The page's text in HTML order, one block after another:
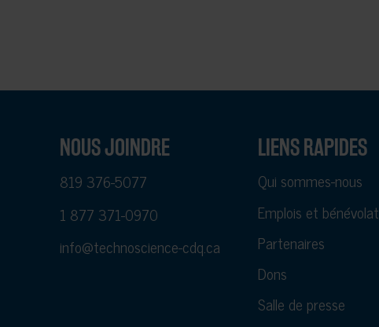
NOUS JOINDRE
819 376-5077
1 877 371-0970
info@technoscience-cdq.ca
LIENS RAPIDES
Qui sommes-nous
Emplois et bénévolat
Partenaires
Dons
Salle de presse